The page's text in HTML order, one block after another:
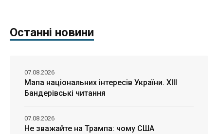
Останні новини
Мапа національних інтересів України. ХІІІ
Бандерівські читання
07.08.2026
Не зважайте на Трампа: чому США
07.08.2026